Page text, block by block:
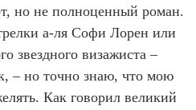
но не полноценный роман.
а-ля Софи Лорен или
звездного визажиста –
– но точно знаю, что мою
Как говорил великий